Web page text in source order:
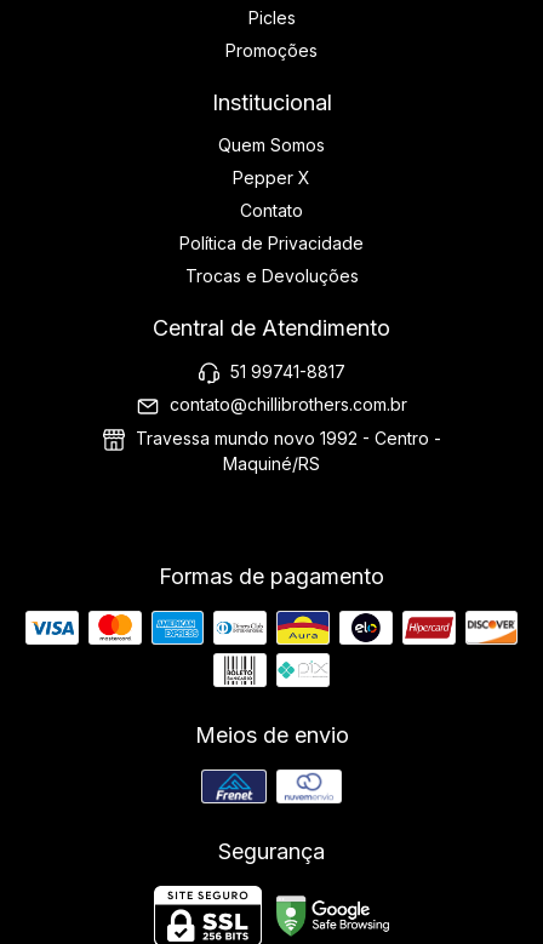
Picles
Promoções
Institucional
Quem Somos
Pepper X
Contato
Política de Privacidade
Trocas e Devoluções
Central de Atendimento
51 99741-8817
contato@chillibrothers.com.br
Travessa mundo novo 1992 - Centro -
Maquiné/RS
Formas de pagamento
Meios de envio
Segurança